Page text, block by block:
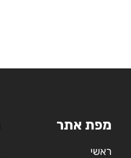
מפת אתר
ראשי